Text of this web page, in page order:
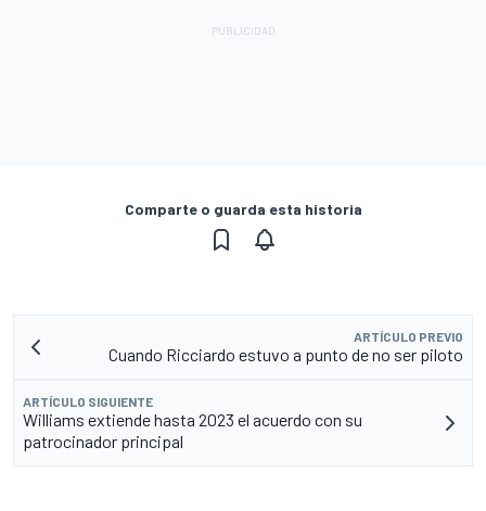
Comparte o guarda esta historia
ARTÍCULO PREVIO
Cuando Ricciardo estuvo a punto de no ser piloto
ARTÍCULO SIGUIENTE
Williams extiende hasta 2023 el acuerdo con su
patrocinador principal